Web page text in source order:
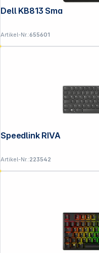
Artikel-Nr.:655601
Artikel-Nr.:223542